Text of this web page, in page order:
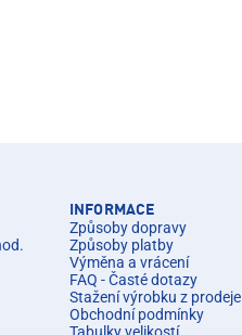
INFORMACE
Způsoby dopravy
Způsoby platby
Výměna a vrácení
FAQ - Časté dotazy
Stažení výrobku z prodeje
Obchodní podmínky